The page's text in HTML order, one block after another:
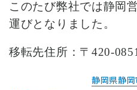
このたび弊社では静岡
運びとなりました。
移転先住所：〒420-0851
静岡県静